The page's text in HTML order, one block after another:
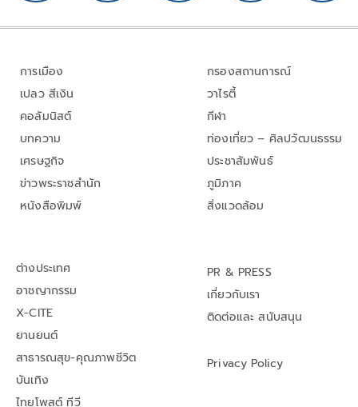
การเมือง
เปลว สีเงิน
คอลัมนิสต์
บทความ
เศรษฐกิจ
ข่าวพระราชสำนัก
หนังสือพิมพ์
กรองสถานการณ์
วาไรตี้
กีฬา
ท่องเที่ยว – ศิลปวัฒนธรรม
ประชาสัมพันธ์
ภูมิภาค
สิ่งแวดล้อม
ต่างประเทศ
อาชญากรรม
X-CITE
ยานยนต์
สาธารณสุข-คุณภาพชีวิต
บันเทิง
ไทยโพสต์ ทีวี
PR & PRESS
เกี่ยวกับเรา
ติดต่อและ สนับสนุน
Privacy Policy